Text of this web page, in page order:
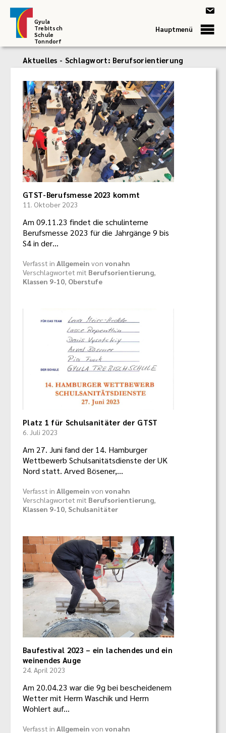
Gyula
Trebitsch
Schule
Tonndorf
Hauptmenü
Aktuelles - Schlagwort: Berufsorientierung
GTST-Berufsmesse 2023 kommt
11. Oktober 2023
Am 09.11.23 findet die schulinterne
Berufsmesse 2023 für die Jahrgänge 9 bis
S4 in der…
Verfasst in Allgemein von vonahn
Verschlagwortet mit Berufsorientierung,
Klassen 9-10, Oberstufe
Platz 1 für Schulsanitäter der GTST
6. Juli 2023
Am 27. Juni fand der 14. Hamburger
Wettbewerb Schulsanitätsdienste der UK
Nord statt. Arved Bösener,…
Verfasst in Allgemein von vonahn
Verschlagwortet mit Berufsorientierung,
Klassen 9-10, Schulsanitäter
Baufestival 2023 – ein lachendes und ein
weinendes Auge
24. April 2023
Am 20.04.23 war die 9g bei bescheidenem
Wetter mit Herrn Waschik und Herrn
Wohlert auf…
Verfasst in Allgemein von vonahn